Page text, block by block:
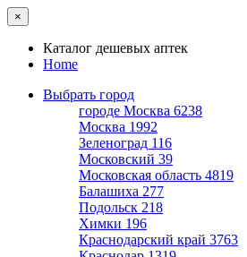
×
Каталог дешевых аптек
Home
Выбрать город
городе Москва 6238
Москва 1992
Зеленоград 116
Московский 39
Московская область 4819
Балашиха 277
Подольск 218
Химки 196
Краснодарский край 3763